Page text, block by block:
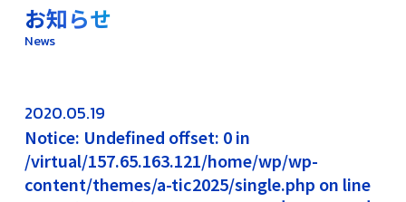
お知らせ
News
2020.05.19
Notice: Undefined offset: 0 in
/virtual/157.65.163.121/home/wp/wp-
content/themes/a-tic2025/single.php on line